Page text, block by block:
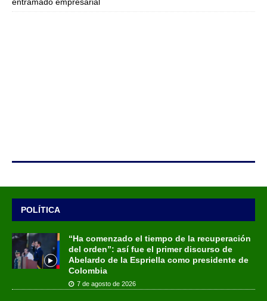
POLÍTICA
“Ha comenzado el tiempo de la recuperación
del orden”: así fue el primer discurso de
Abelardo de la Espriella como presidente de
Colombia
7 de agosto de 2026